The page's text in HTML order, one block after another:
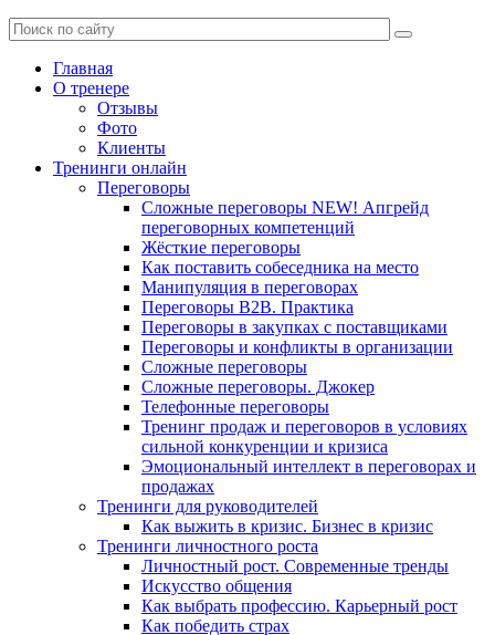
Главная
О тренере
Отзывы
Фото
Клиенты
Тренинги онлайн
Переговоры
Сложные переговоры NEW! Апгрейд
переговорных компетенций
Жёсткие переговоры
Как поставить собеседника на место
Манипуляция в переговорах
Переговоры B2B. Практика
Переговоры в закупках с поставщиками
Переговоры и конфликты в организации
Сложные переговоры
Сложные переговоры. Джокер
Телефонные переговоры
Тренинг продаж и переговоров в условиях
сильной конкуренции и кризиса
Эмоциональный интеллект в переговорах и
продажах
Тренинги для руководителей
Как выжить в кризис. Бизнес в кризис
Тренинги личностного роста
Личностный рост. Современные тренды
Искусство общения
Как выбрать профессию. Карьерный рост
Как победить страх